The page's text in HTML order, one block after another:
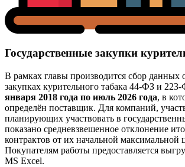
Государственные закупки
В рамках главы производится сбор данных
закупках курительного табака 44-ФЗ и
января 2018 года по июль 2026 года, в
определён поставщик. Для компаний,
планирующих участвовать в
показано средневзвешенное отклонение
контрактов от их начальной максимальной
Покупателям работы предоставляется
MS Excel.